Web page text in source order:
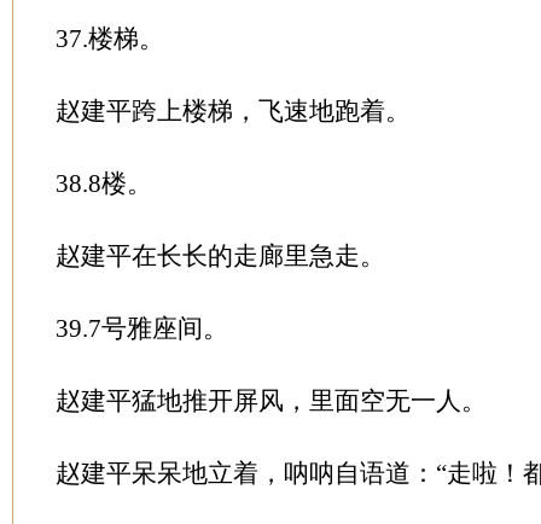
37.楼梯。
赵建平跨上楼梯，飞速地跑着。
38.8楼。
赵建平在长长的走廊里急走。
39.7号雅座间。
赵建平猛地推开屏风，里面空无一人。
赵建平呆呆地立着，呐呐自语道：“走啦！